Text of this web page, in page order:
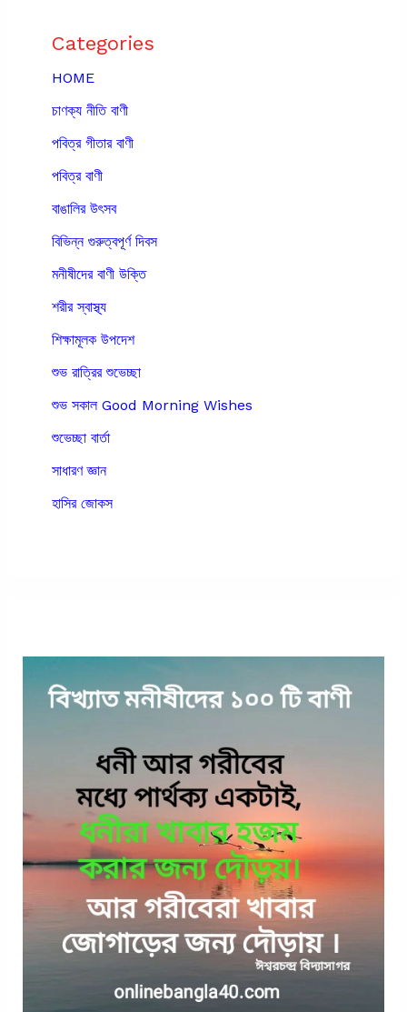
Categories
HOME
চাণক্য নীতি বাণী
পবিত্র গীতার বাণী
পবিত্র বাণী
বাঙালির উৎসব
বিভিন্ন গুরুত্বপূর্ণ দিবস
মনীষীদের বাণী উক্তি
শরীর স্বাস্থ্য
শিক্ষামূলক উপদেশ
শুভ রাত্রির শুভেচ্ছা
শুভ সকাল Good Morning Wishes
শুভেচ্ছা বার্তা
সাধারণ জ্ঞান
হাসির জোকস